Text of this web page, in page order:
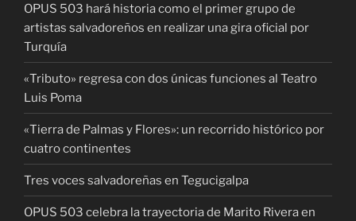
OPUS 503 hará historia como el primer grupo de
artistas salvadoreños en realizar una gira oficial por
Turquía
«Tributo» regresa con dos únicas funciones al Teatro
Luis Poma
«Tierra de Palmas y Flores»: un recorrido histórico por
cuatro continentes
Tres voces salvadoreñas en Tegucigalpa
OPUS 503 celebra la trayectoria de Marito Rivera en